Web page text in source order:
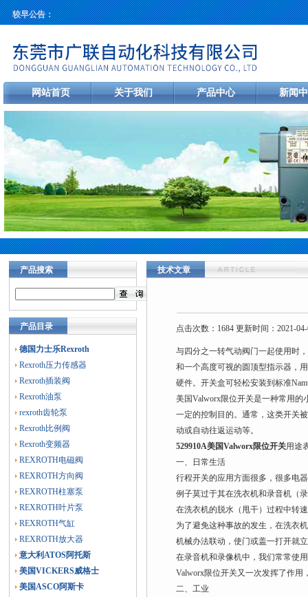
较早公告：
网站首页 关于我们 产品中心 新闻
产品搜索
产品目录
德国力士乐Rexroth
Rexroth压力传感器
Rexroth插装阀
Rexroth油泵
rexroth齿轮泵
Rexroth比例阀
Rexroth变频器
REXROTH电磁阀
REXROTH方向阀
REXROTH柱塞泵
REXROTH叶片泵
REXROTH气缸
REXROTH放大器
意大利ATOS阿托斯
美国VICKERS威格士
美国ASCO阿斯卡
技术文章
点击次数：1684 更新时间：2021-
与四分之一转气动阀门一起使用时
和一个高度可视的圆顶型指示器，
硬件。开关盒可轻松安装到标准
美国Valworx限位开关是一种常用
一定的控制目的。通常，这类开关
动或自动往返运动等。
529910A美国Valworx限位开关用途
一、日常生活
行程开关的应用方面很多，很多电
例子莫过于其在洗衣机和录音机（
在洗衣机的脱水（甩干）过程中转
为了避免这种事故的发生，在洗衣
机械办法联动，使门或盖一打开就
在录音机和录像机中，我们常常使
Valworx限位开关又一次发挥了作
二、工业